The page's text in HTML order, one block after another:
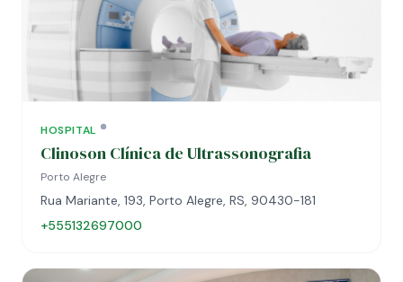
HOSPITAL
Clinoson Clínica de Ultrassonografia
Porto Alegre
Rua Mariante, 193, Porto Alegre, RS, 90430-181
+555132697000